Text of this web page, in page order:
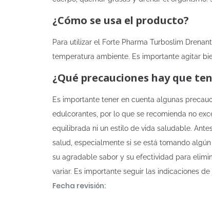
¿Cómo se usa el producto?
Para utilizar el Forte Pharma Turboslim
temperatura ambiente. Es importante agitar
¿Qué precauciones hay que
Es importante tener en cuenta algunas
edulcorantes, por lo que se recomienda no
equilibrada ni un estilo de vida saludable.
salud, especialmente si se está tomando
su agradable sabor y su efectividad para
variar. Es importante seguir las indicaciones
Fecha revisión: